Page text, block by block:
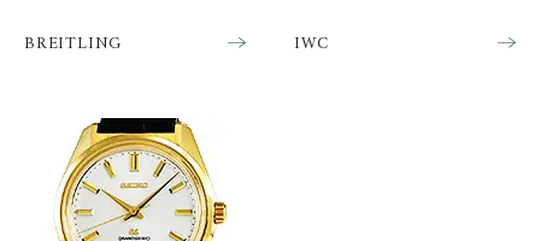
CHRISTOPHER WARD
クリストファー・ウォー
ド
CHRONOSWISS
クロノスイス
BREITLING IWC